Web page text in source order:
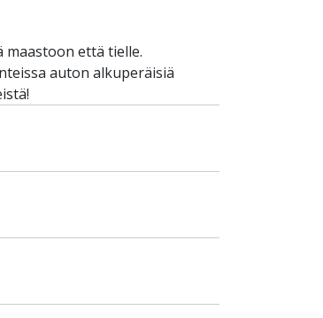
maastoon että tielle.
auton alkuperäisiä